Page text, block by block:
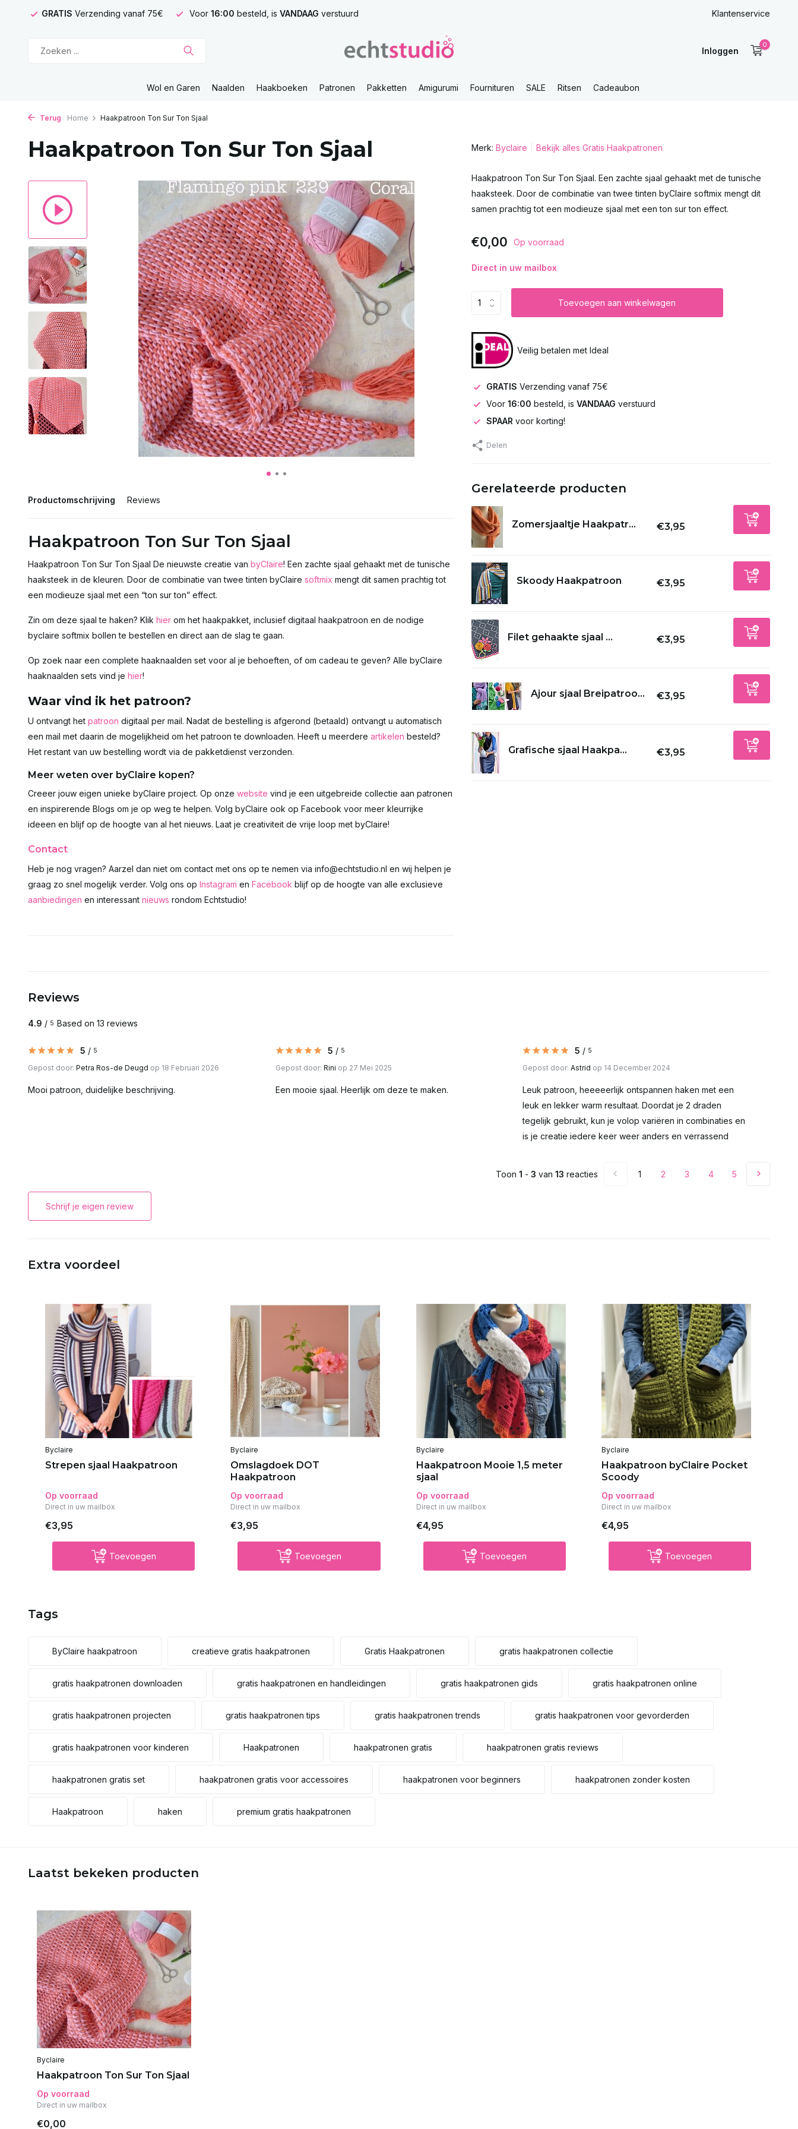
GRATIS Verzending vanaf 75€ Voor 16:00 besteld, is VANDAAG verstuurd Klantenservice
Inloggen
0
Wol en Garen Naalden Haakboeken Patronen Pakketten Amigurumi Fournituren SALE Ritsen Cadeaubon
Terug Home Haakpatroon Ton Sur Ton Sjaal
Haakpatroon Ton Sur Ton Sjaal
Productomschrijving Reviews
Haakpatroon Ton Sur Ton Sjaal
Haakpatroon Ton Sur Ton Sjaal De nieuwste creatie van byClaire! Een zachte sjaal gehaakt met de tunische
haaksteek in de kleuren. Door de combinatie van twee tinten byClaire softmix mengt dit samen prachtig tot
een modieuze sjaal met een “ton sur ton” effect.
Zin om deze sjaal te haken? Klik hier om het haakpakket, inclusief digitaal haakpatroon en de nodige
byclaire softmix bollen te bestellen en direct aan de slag te gaan.
Op zoek naar een complete haaknaalden set voor al je behoeften, of om cadeau te geven? Alle byClaire
haaknaalden sets vind je hier!
Waar vind ik het patroon?
U ontvangt het patroon digitaal per mail. Nadat de bestelling is afgerond (betaald) ontvangt u automatisch
een mail met daarin de mogelijkheid om het patroon te downloaden. Heeft u meerdere artikelen besteld?
Het restant van uw bestelling wordt via de pakketdienst verzonden.
Meer weten over byClaire kopen?
Creeer jouw eigen unieke byClaire project. Op onze website vind je een uitgebreide collectie aan patronen
en inspirerende Blogs om je op weg te helpen. Volg byClaire ook op Facebook voor meer kleurrijke
ideeen en blijf op de hoogte van al het nieuws. Laat je creativiteit de vrije loop met byClaire!
Contact
Heb je nog vragen? Aarzel dan niet om contact met ons op te nemen via info@echtstudio.nl en wij helpen je
graag zo snel mogelijk verder. Volg ons op Instagram en Facebook blijf op de hoogte van alle exclusieve
aanbiedingen en interessant nieuws rondom Echtstudio!
Merk: Byclaire Bekijk alles Gratis Haakpatronen
Haakpatroon Ton Sur Ton Sjaal. Een zachte sjaal gehaakt met de tunische
haaksteek. Door de combinatie van twee tinten byClaire softmix mengt dit
samen prachtig tot een modieuze sjaal met een ton sur ton effect.
€0,00 Op voorraad
Direct in uw mailbox
Toevoegen aan winkelwagen
Veilig betalen met Ideal
GRATIS Verzending vanaf 75€
Voor 16:00 besteld, is VANDAAG verstuurd
SPAAR voor korting!
Delen
Gerelateerde producten
Zomersjaaltje Haakpatr... €3,95
Skoody Haakpatroon €3,95
Filet gehaakte sjaal ... €3,95
Ajour sjaal Breipatroo... €3,95
Grafische sjaal Haakpa... €3,95
Reviews
4.9 / 5 Based on 13 reviews
5 / 5
Gepost door: Petra Ros-de Deugd op 18 Februari 2026
Mooi patroon, duidelijke beschrijving.
5 / 5
Gepost door: Rini op 27 Mei 2025
Een mooie sjaal. Heerlijk om deze te maken.
5 / 5
Gepost door:Astrid op 14 December 2024
Leuk patroon, heeeeerlijk ontspannen haken met een
leuk en lekker warm resultaat. Doordat je 2 draden
tegelijk gebruikt, kun je volop variëren in combinaties en
is je creatie iedere keer weer anders en verrassend
Toon 1 - 3 van 13 reacties 1 2 3 4 5
Schrijf je eigen review
Extra voordeel
Byclaire
Strepen sjaal Haakpatroon
Op voorraad
Direct in uw mailbox
€3,95
Toevoegen
Byclaire
Omslagdoek DOT
Haakpatroon
Op voorraad
Direct in uw mailbox
€3,95
Toevoegen
Byclaire
Haakpatroon Mooie 1,5 meter
sjaal
Op voorraad
Direct in uw mailbox
€4,95
Toevoegen
Byclaire
Haakpatroon byClaire Pocket
Scoody
Op voorraad
Direct in uw mailbox
€4,95
Toevoegen
Tags
ByClaire haakpatroon creatieve gratis haakpatronen Gratis Haakpatronen gratis haakpatronen collectie
gratis haakpatronen downloaden gratis haakpatronen en handleidingen gratis haakpatronen gids gratis haakpatronen online
gratis haakpatronen projecten gratis haakpatronen tips gratis haakpatronen trends gratis haakpatronen voor gevorderden
gratis haakpatronen voor kinderen Haakpatronen haakpatronen gratis haakpatronen gratis reviews
haakpatronen gratis set haakpatronen gratis voor accessoires haakpatronen voor beginners haakpatronen zonder kosten
Haakpatroon haken premium gratis haakpatronen
Laatst bekeken producten
Byclaire
Haakpatroon Ton Sur Ton Sjaal
Op voorraad
Direct in uw mailbox
€0,00